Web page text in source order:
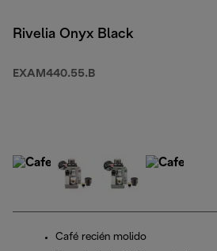
Rivelia Onyx Black
EXAM440.55.B
Café recién molido